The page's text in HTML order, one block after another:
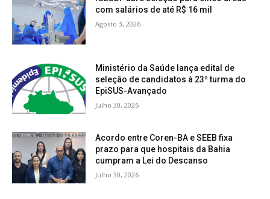
com salários de até R$ 16 mil
Agosto 3, 2026
Ministério da Saúde lança edital de
seleção de candidatos à 23ª turma do
EpiSUS-Avançado
Julho 30, 2026
Acordo entre Coren-BA e SEEB fixa
prazo para que hospitais da Bahia
cumpram a Lei do Descanso
Julho 30, 2026